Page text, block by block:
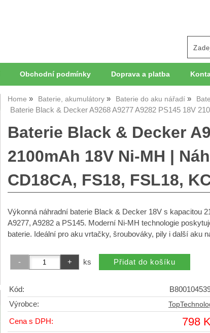
Obchodní podmínky Doprava a platba
Home Baterie, akumulátory Baterie do aku nářadí
Baterie Black & Decker A9268 A9277 A9282 PS145 18V
Baterie Black & Decker
2100mAh 18V Ni-MH |
CD18CA, FS18, FSL18,
Výkonná náhradní baterie Black & Decker 18V s kapacitou
A9277, A9282 a PS145. Moderní Ni-MH technologie
baterie. Ideální pro aku vrtačky, šroubováky, pily i další aku
ks
Kód:
Výrobce:
Cena s DPH: 798